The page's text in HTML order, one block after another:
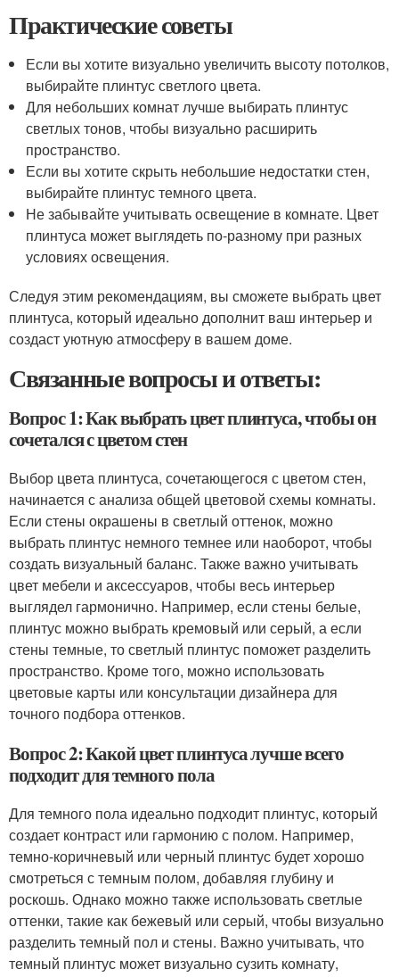
Практические советы
Если вы хотите визуально увеличить высоту потолков,
выбирайте плинтус светлого цвета.
Для небольших комнат лучше выбирать плинтус
светлых тонов, чтобы визуально расширить
пространство.
Если вы хотите скрыть небольшие недостатки стен,
выбирайте плинтус темного цвета.
Не забывайте учитывать освещение в комнате. Цвет
плинтуса может выглядеть по-разному при разных
условиях освещения.
Следуя этим рекомендациям, вы сможете выбрать цвет
плинтуса, который идеально дополнит ваш интерьер и
создаст уютную атмосферу в вашем доме.
Связанные вопросы и ответы:
Вопрос 1: Как выбрать цвет плинтуса, чтобы он
сочетался с цветом стен
Выбор цвета плинтуса, сочетающегося с цветом стен,
начинается с анализа общей цветовой схемы комнаты.
Если стены окрашены в светлый оттенок, можно
выбрать плинтус немного темнее или наоборот, чтобы
создать визуальный баланс. Также важно учитывать
цвет мебели и аксессуаров, чтобы весь интерьер
выглядел гармонично. Например, если стены белые,
плинтус можно выбрать кремовый или серый, а если
стены темные, то светлый плинтус поможет разделить
пространство. Кроме того, можно использовать
цветовые карты или консультации дизайнера для
точного подбора оттенков.
Вопрос 2: Какой цвет плинтуса лучше всего
подходит для темного пола
Для темного пола идеально подходит плинтус, который
создает контраст или гармонию с полом. Например,
темно-коричневый или черный плинтус будет хорошо
смотреться с темным полом, добавляя глубину и
роскошь. Однако можно также использовать светлые
оттенки, такие как бежевый или серый, чтобы визуально
разделить темный пол и стены. Важно учитывать, что
темный плинтус может визуально сузить комнату,